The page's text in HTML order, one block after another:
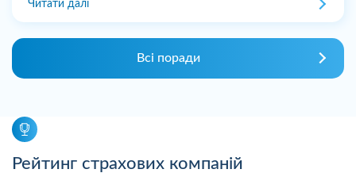
Читати далі
Всі поради
Рейтинг страхових компаній